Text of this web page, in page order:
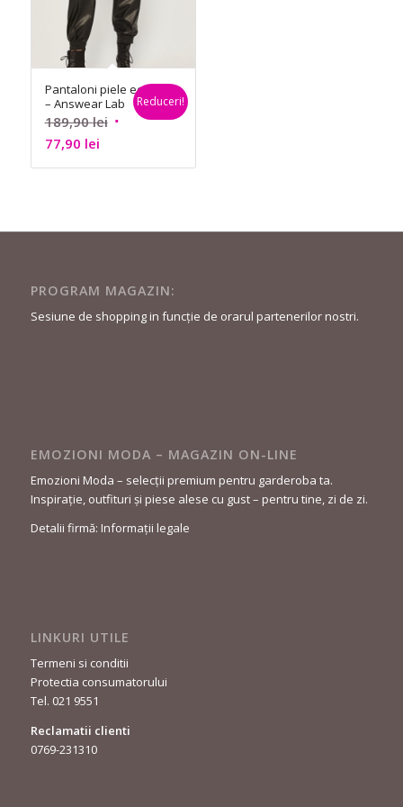
Pantaloni piele eco
– Answear Lab
189,90lei Prețul
a
77,90 leiPrețul
curent
Reduceri!
PROGRAM MAGAZIN:
Sesiune de shopping in funcție de orarul partenerilor nostri.
EMOZIONI MODA – MAGAZIN ON-LINE
Emozioni Moda – selecții premium pentru garderoba ta.
Inspirație, outfituri și piese alese cu gust – pentru tine, zi de zi.
Detalii firmă: Informații legale
LINKURI UTILE
Termeni si conditii
Protectia consumatorului
Tel. 021 9551
Reclamatii clienti
0769-231310